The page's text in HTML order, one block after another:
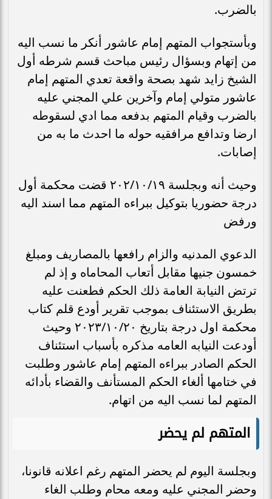
بالضرب.
وبأستجواب المتهم إمام عاشور أنكر ما نسب اليه
من إتهام وبسؤال رئيس مباحث قسم شرطه أول
الشيخ زايد شهد بصحة واقعة تعدي المتهم إمام
عاشور متولي إمام وآخرين علي المجني عليه
بالضرب وقيام المتهم بدفعه مما ادي لسقوطه
ارضا وتدافع مرافقيه حوله ما احدث ما به من
إصابات.
وحيث أنه وبجلسة ۲۰۲/۱۰/۱۹ قضت محكمة أول
درجة حضوريا بتوكيل ببراءه المتهم مما اسند اليه
ورفض
الدعوي المدنيه والزام رافعها بالمصاريف ومبلغ
خمسون جنيها مقابل أتعاب المحاماه و إذ لم
ترتض النيابة العامة ذلك الحكم فطعنت عليه
بطريق الاستئناف بموجب تقرير أودع قلم كتاب
محكمة اول درجة بتاريخ ۲۰۲۳/۱۰/٢٠ وحيث
أودعت النيابه العامه مذكره بأسباب استئناف
الحكم الصادر ببراءه المتهم إمام عاشور وطلبت
في ختامها ألغاء الحكم المستأنف والقضاء بأدائه
المتهم لما نسب اليه من اتهام.
المتهم لم يحضر
وبجلسة اليوم لم يحضر المتهم رغم اعلانه قانونا،
وحضر المجني عليه ومعه محام وطلب الغاء